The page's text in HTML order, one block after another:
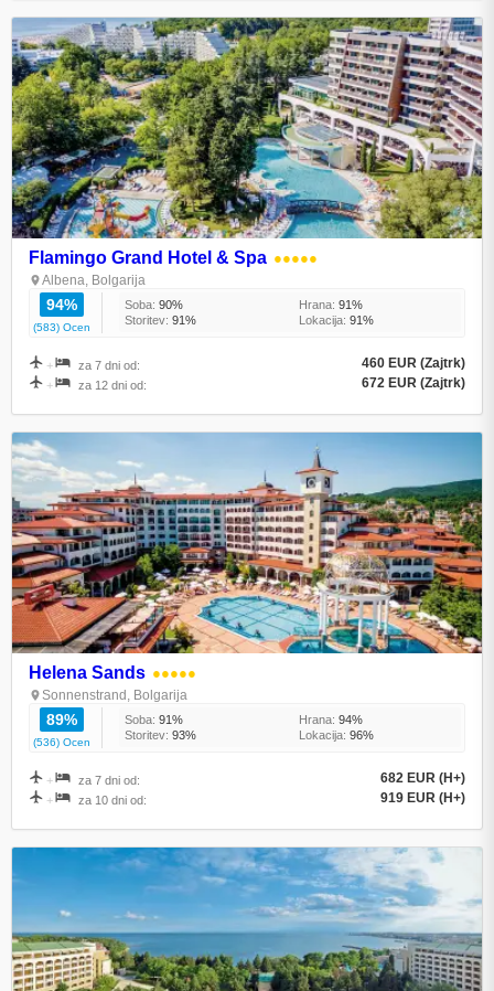
Flamingo Grand Hotel & Spa ●●●●●
Albena, Bolgarija
94%
(583) Ocen
Soba: 90% Hrana: 91%
Storitev: 91% Lokacija: 91%
+ za 7 dni od: 460 EUR (Zajtrk)
+ za 12 dni od: 672 EUR (Zajtrk)
Helena Sands ●●●●●
Sonnenstrand, Bolgarija
89%
(536) Ocen
Soba: 91% Hrana: 94%
Storitev: 93% Lokacija: 96%
+ za 7 dni od: 682 EUR (H+)
+ za 10 dni od: 919 EUR (H+)